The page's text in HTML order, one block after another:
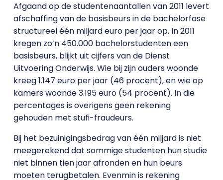
Afgaand op de studentenaantallen van 2011 levert
afschaffing van de basisbeurs in de bachelorfase
structureel één miljard euro per jaar op. In 2011
kregen zo’n 450.000 bachelorstudenten een
basisbeurs, blijkt uit cijfers van de Dienst
Uitvoering Onderwijs. Wie bij zijn ouders woonde
kreeg 1.147 euro per jaar (46 procent), en wie op
kamers woonde 3.195 euro (54 procent). In die
percentages is overigens geen rekening
gehouden met stufi-fraudeurs.
Bij het bezuinigingsbedrag van één miljard is niet
meegerekend dat sommige studenten hun studie
niet binnen tien jaar afronden en hun beurs
moeten terugbetalen. Evenmin is rekening